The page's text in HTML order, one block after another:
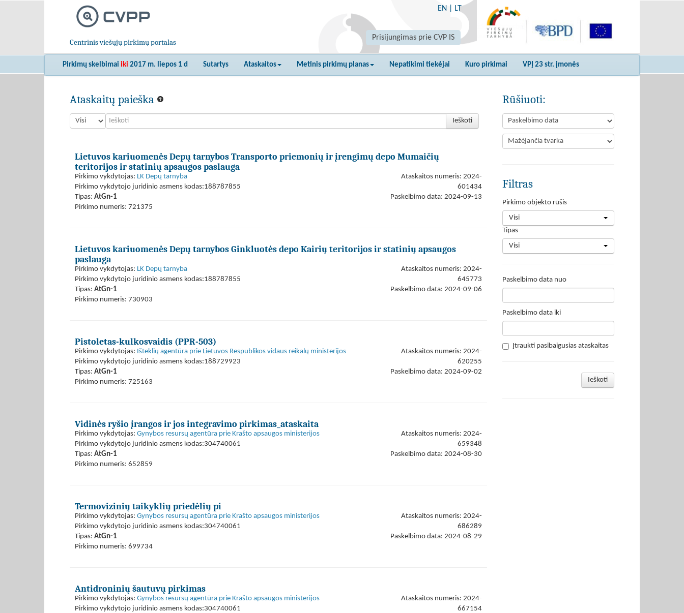
Centrinis viešųjų pirkimų portalas
EN LT
Prisijungimas prie CVP IS
Pirkimų skelbimai iki 2017 m. liepos 1 d Sutartys Ataskaitos Metinis pirkimų planas Nepatikimi tiekėjai Kuro pirkimai VPĮ 23 str. įmonės
Ataskaitų paieška
Ieškoti
Lietuvos kariuomenės Depų tarnybos Transporto priemonių ir įrengimų depo Mumaičių
teritorijos ir statinių apsaugos paslauga
Pirkimo vykdytojas: LK Depų tarnyba
Pirkimo vykdytojo juridinio asmens kodas:188787855
Tipas: AtGn-1
Pirkimo numeris: 721375
Ataskaitos numeris: 2024-
601434
Paskelbimo data: 2024-09-13
Lietuvos kariuomenės Depų tarnybos Ginkluotės depo Kairių teritorijos ir statinių apsaugos
paslauga
Pirkimo vykdytojas: LK Depų tarnyba
Pirkimo vykdytojo juridinio asmens kodas:188787855
Tipas: AtGn-1
Pirkimo numeris: 730903
Ataskaitos numeris: 2024-
645773
Paskelbimo data: 2024-09-06
Pistoletas-kulkosvaidis (PPR-503)
Pirkimo vykdytojas: Išteklių agentūra prie Lietuvos Respublikos vidaus reikalų ministerijos
Pirkimo vykdytojo juridinio asmens kodas:188729923
Tipas: AtGn-1
Pirkimo numeris: 725163
Ataskaitos numeris: 2024-
620255
Paskelbimo data: 2024-09-02
Vidinės ryšio įrangos ir jos integravimo pirkimas_ataskaita
Pirkimo vykdytojas: Gynybos resursų agentūra prie Krašto apsaugos ministerijos
Pirkimo vykdytojo juridinio asmens kodas:304740061
Tipas: AtGn-1
Pirkimo numeris: 652859
Ataskaitos numeris: 2024-
659348
Paskelbimo data: 2024-08-30
Termovizinių taikyklių priedėlių pi
Pirkimo vykdytojas: Gynybos resursų agentūra prie Krašto apsaugos ministerijos
Pirkimo vykdytojo juridinio asmens kodas:304740061
Tipas: AtGn-1
Pirkimo numeris: 699734
Ataskaitos numeris: 2024-
686289
Paskelbimo data: 2024-08-29
Antidroninių šautuvų pirkimas
Pirkimo vykdytojas: Gynybos resursų agentūra prie Krašto apsaugos ministerijos
Pirkimo vykdytojo juridinio asmens kodas:304740061
Ataskaitos numeris: 2024-
667154
Rūšiuoti:
Filtras
Pirkimo objekto rūšis
Visi
Tipas
Visi
Paskelbimo data nuo
Paskelbimo data iki
Įtraukti pasibaigusias ataskaitas
Ieškoti